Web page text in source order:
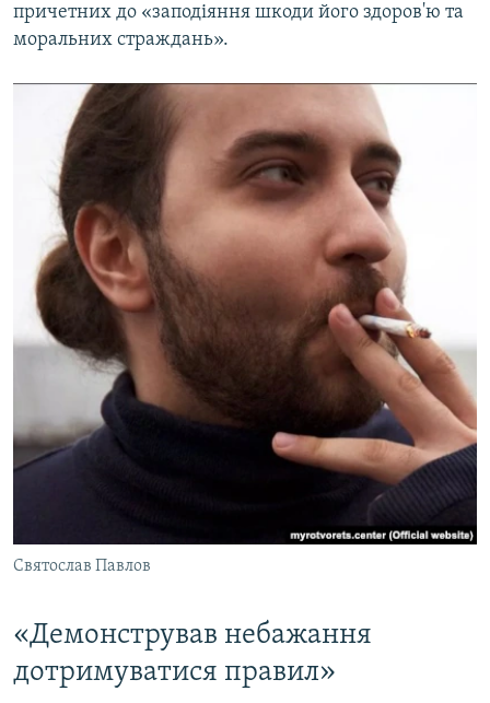
причетних до «заподіяння шкоди його здоров'ю та
моральних страждань».
Святослав Павлов
«Демонстрував небажання
дотримуватися правил»